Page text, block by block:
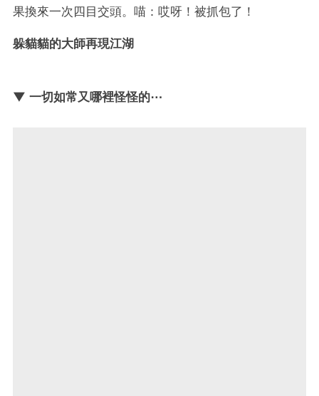
果換來一次四目交頭。喵：哎呀！被抓包了！
躲貓貓的大師再現江湖
▼ 一切如常又哪裡怪怪的⋯